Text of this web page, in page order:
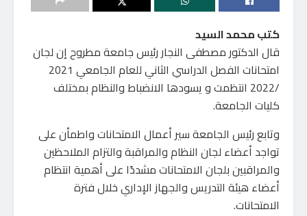
كتب محمد السيد
قال الدكتور مصطفى النجار رئيس جامعة مطروح إن لجان
امتحانات الفصل الدراسي الثاني للعام الجامعي 2021
/2022 انتظمت و يسودها الانضباط والنظام بمختلف
كليات الجامعة.
وتابع رئيس الجامعة سير أعمال الامتحانات واطمأن على
تواجد أعضاء لجان النظام والمراقبة والتزام الملاحظين
والمراقبين بلجان الامتحانات مشددًا على أهمية انتظام
أعضاء هيئة التدريس والجهاز الإداري خلال فترة
الامتحانات.